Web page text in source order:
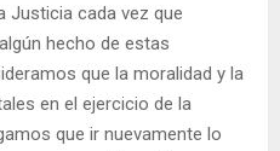
Justicia cada vez que
hecho de estas
que la moralidad y la
en el ejercicio de la
que ir nuevamente lo